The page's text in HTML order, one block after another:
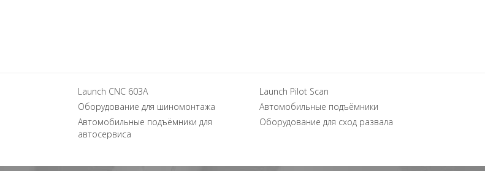
Launch CNC 603A
Launch Pilot Scan
Оборудование для шиномонтажа
Автомобильные подъёмники
Автомобильные подъёмники для
автосервиса
Оборудование для сход развала